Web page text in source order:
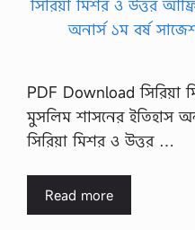
PDF Download সিরিয়া
মুসলিম শাসনের ইতিহাস
সিরিয়া মিশর ও উত্তর …
Read more